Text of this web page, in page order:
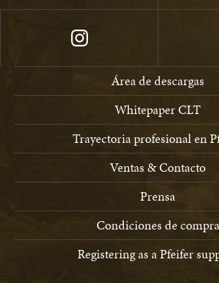
Área de descargas
Whitepaper CLT
Trayectoria profesional en
Ventas & Contacto
Prensa
Condiciones de compra
Registering as a Pfeifer